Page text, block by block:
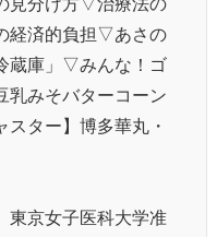
経済的負担▽あさの
蔵庫」▽みんな！ゴ
乳みそバターコーン
ター】博多華丸・
東京女子医科大学准